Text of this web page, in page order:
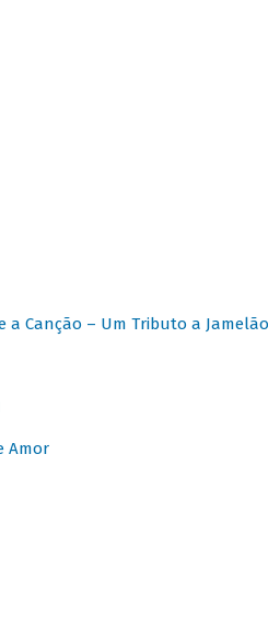
e a Canção – Um Tributo a Jamelão
Amor